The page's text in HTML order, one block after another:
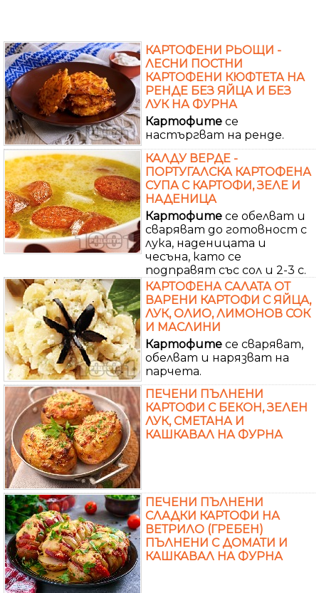
КАРТОФЕНИ РЬОЩИ -
ЛЕСНИ ПОСТНИ
КАРТОФЕНИ КЮФТЕТА НА
РЕНДЕ БЕЗ ЯЙЦА И БЕЗ
ЛУК НА ФУРНА
Картофите се
настъргват на ренде.
КАЛДУ ВЕРДЕ -
ПОРТУГАЛСКА КАРТОФЕНА
СУПА С КАРТОФИ, ЗЕЛЕ И
НАДЕНИЦА
Картофите се обелват и
сваряват до готовност с
лука, наденицата и
чесъна, като се
подправят със сол и 2-3 с.
КАРТОФЕНА САЛАТА ОТ
ВАРЕНИ КАРТОФИ С ЯЙЦА,
ЛУК, ОЛИО, ЛИМОНОВ СОК
И МАСЛИНИ
Картофите се сваряват,
обелват и нарязват на
парчета.
ПЕЧЕНИ ПЪЛНЕНИ
КАРТОФИ С БЕКОН, ЗЕЛЕН
ЛУК, СМЕТАНА И
КАШКАВАЛ НА ФУРНА
ПЕЧЕНИ ПЪЛНЕНИ
СЛАДКИ КАРТОФИ НА
ВЕТРИЛО (ГРЕБЕН)
ПЪЛНЕНИ С ДОМАТИ И
КАШКАВАЛ НА ФУРНА